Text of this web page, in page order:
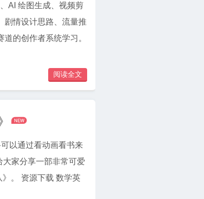
AI 绘图生成、视频剪
剧情设计思路、流量推
的创作者系统学习。
阅读全文

以通过看动画看书来
学英